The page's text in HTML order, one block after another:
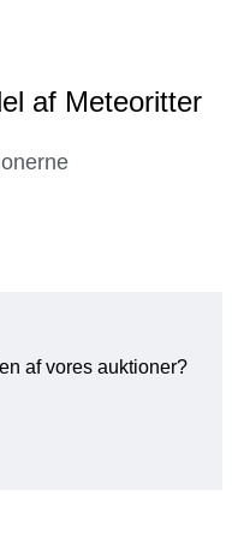
af Meteoritter
af vores auktioner?